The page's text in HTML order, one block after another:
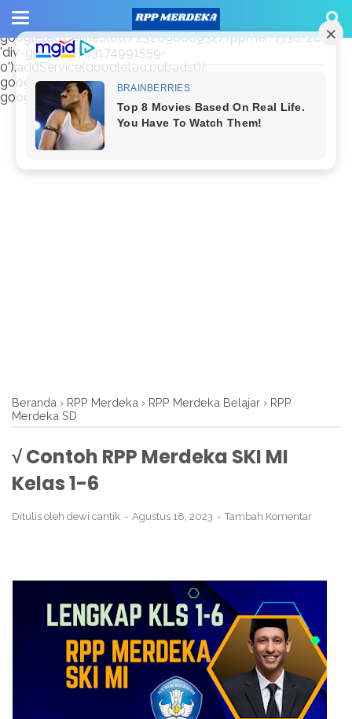
window.googletag = window.googletag || {cmd: []};
googletag.cmd.push(function() {
googletag.defineSlot('/23209888932/rppmer', [336, 280],
'div-gpt-ad-1733174991559-
0').addService(googletag.pubads());
googletag.pubads().enableSingleRequest();
googletag.enableServices(); });
Beranda › RPP Merdeka › RPP Merdeka Belajar › RPP
Merdeka SD
√ Contoh RPP Merdeka SKI MI
Kelas 1-6
Ditulis oleh dewi cantik Agustus 18, 2023 Tambah Komentar